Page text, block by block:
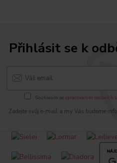
Přihlásit se k
Souhlasím se zpracováním osobních
Zadejte svůj e-mail a my Vás budeme